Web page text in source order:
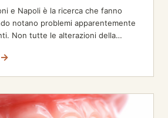
e Napoli è la ricerca che fanno
notano problemi apparentemente
Non tutte le alterazioni della…
→